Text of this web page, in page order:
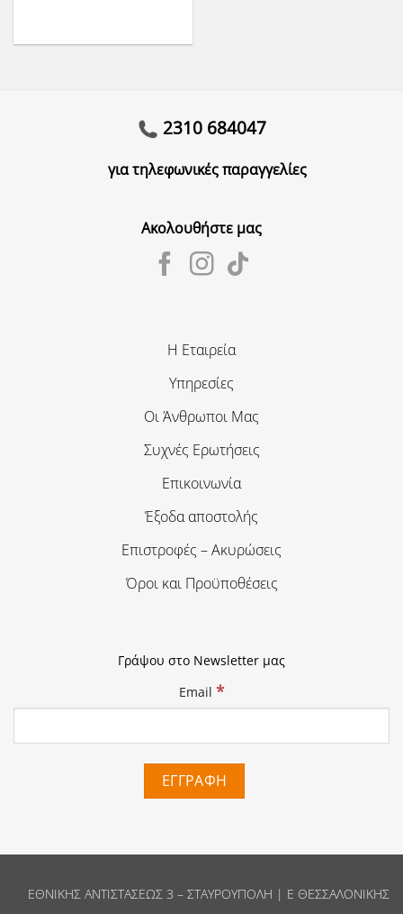
2310 684047
για τηλεφωνικές παραγγελίες
Ακολουθήστε μας
Η Εταιρεία
Υπηρεσίες
Οι Άνθρωποι Μας
Συχνές Ερωτήσεις
Επικοινωνία
Έξοδα αποστολής
Επιστροφές – Ακυρώσεις
Όροι και Προϋποθέσεις
Γράψου στο Newsletter μας
Email *
ΕΘΝΙΚΗΣ ΑΝΤΙΣΤΑΣΕΩΣ 3 – ΣΤΑΥΡΟΥΠΟΛΗ | Ε ΘΕΣΣΑΛΟΝΙΚΗΣ